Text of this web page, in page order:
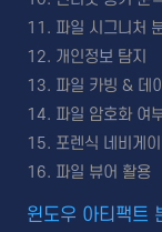
파일 시그니처
개인정보 탐지
파일 카빙 & 데
파일 암호화 여
포렌식 네비게
파일 뷰어 활용
윈도우 아티팩트